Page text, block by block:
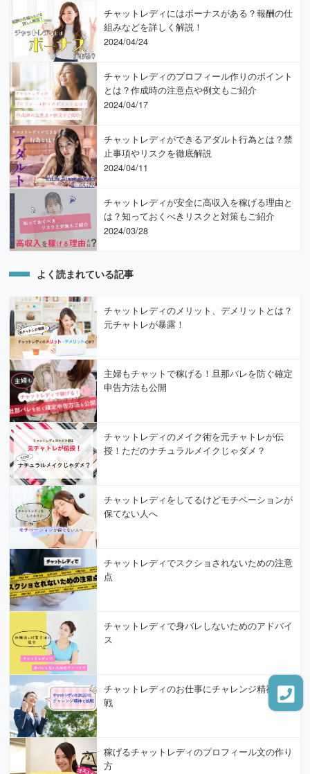
チャットレディにはボーナスがある？報酬の仕
組みなどを詳しく解説！
2024/04/24
チャットレディのプロフィール作りのポイント
とは？作成時の注意点や例文もご紹介
2024/04/17
チャットレディができるアダルト行為とは？禁
止事項やリスクを徹底解説
2024/04/11
チャットレディが安全に高収入を稼げる理由と
は？知っておくべきリスクと対策もご紹介
2024/03/28
よく読まれている記事
チャットレディのメリット、デメリットとは？
元チャトレが暴露！
主婦もチャットで稼げる！旦那バレを防ぐ確定
申告方法も公開
チャットレディのメイク術を元チャトレが伝
授！ただのナチュラルメイクじゃダメ？
チャットレディをしてるけどモチベーションが
保てない人へ
チャットレディでスクショされないための注意
点
チャットレディで身バレしないためのアドバイ
ス
チャットレディのお仕事にチャレンジ精神で挑
戦
稼げるチャットレディのプロフィール文の作り
方